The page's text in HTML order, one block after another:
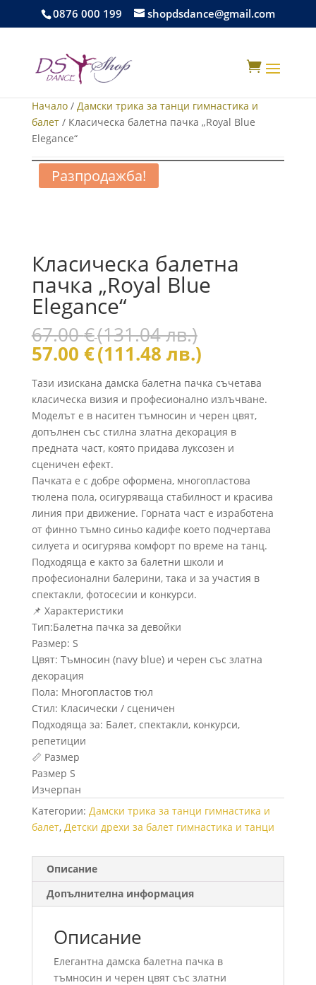
0876 000 199 shopdsdance@gmail.com

Начало/ Дамски трика за танци гимнастика и
балет/ Класическа балетна пачка „Royal Blue
Elegance“
Разпродажба!
Класическа балетна
пачка „Royal Blue
Elegance“
67.00€(131.04 лв.)
67.00 €
(131.04
лв.).
57.00 €(111.48 лв.)Текущата
е:
57.00 €
(111.48
лв.).
Тази изискана дамска балетна пачка съчетава
класическа визия и професионално излъчване.
Моделът е в наситен тъмносин и черен цвят,
допълнен със стилна златна декорация в
предната част, която придава луксозен и
сценичен ефект.
Пачката е с добре оформена, многопластова
тюлена пола, осигуряваща стабилност и красива
линия при движение. Горната част е изработена
от финно тъмно синьо кадифе което подчертава
силуета и осигурява комфорт по време на танц.
Подходяща е както за балетни школи и
професионални балерини, така и за участия в
спектакли, фотосесии и конкурси.
📌 Характеристики
Тип:Балетна пачка за девойки
Размер: S
Цвят: Тъмносин (navy blue) и черен със златна
декорация
Пола: Многопластов тюл
Стил: Класически / сценичен
Подходяща за: Балет, спектакли, конкурси,
репетиции
📏 Размер
Размер S
Изчерпан
Категории: Дамски трика за танци гимнастика и
балет, Детски дрехи за балет гимнастика и танци
Описание
Допълнителна информация
Описание
Елегантна дамска балетна пачка в
тъмносин и черен цвят със златни